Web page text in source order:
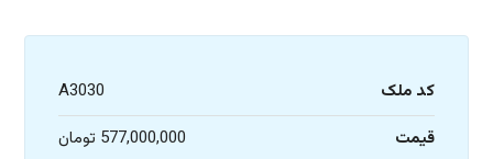
کد ملک
A3030
قیمت
577,000,000 تومان